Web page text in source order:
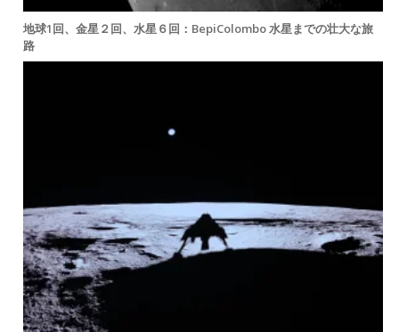
地球1回、金星２回、水星６回：BepiColombo 水星までの壮大な旅
路